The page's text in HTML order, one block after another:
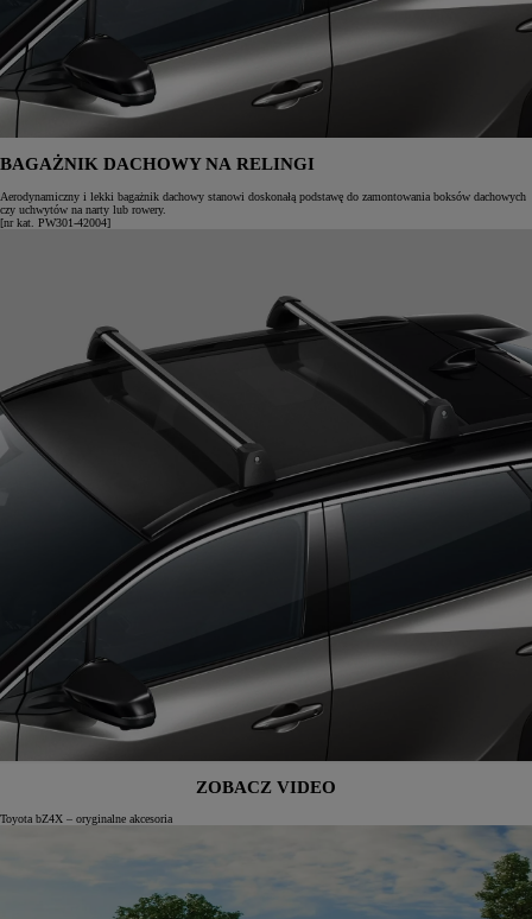
BAGAŻNIK DACHOWY NA RELINGI
Aerodynamiczny i lekki bagażnik dachowy stanowi doskonałą podstawę do zamontowania boksów dachowych
czy uchwytów na narty lub rowery.
[nr kat. PW301-42004]
ZOBACZ VIDEO
Toyota bZ4X – oryginalne akcesoria